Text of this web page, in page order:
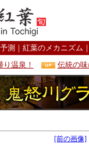
測 ｜ 紅葉のメカニズム
温泉！
伝統の
[前の画像]